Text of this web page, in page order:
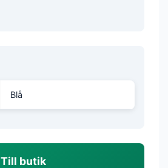
Blå
Till butik